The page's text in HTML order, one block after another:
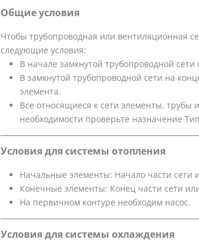
Общие условия
Чтобы трубопроводная или вентиляционная
следующие условия:
В начале замкнутой трубопроводной
В замкнутой трубопроводной сети на
элемента.
Все относящиеся к сети элементы,
необходимости проверьте назначение
Условия для системы отопления
Начальные элементы: Начало части сети
Конечные элементы: Конец части сети
На первичном контуре необходим насос.
Условия для системы охлаждения